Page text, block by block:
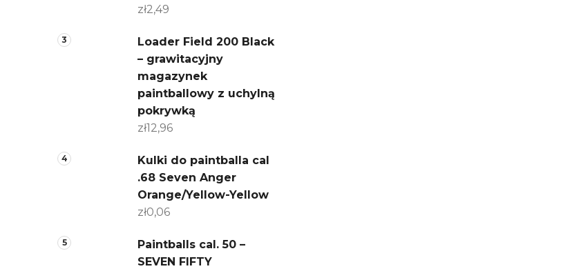
zł2,49
Loader Field 200 Black
– grawitacyjny
magazynek
paintballowy z uchylną
pokrywką
zł12,96
Kulki do paintballa cal
.68 Seven Anger
Orange/Yellow-Yellow
zł0,06
Paintballs cal. 50 –
SEVEN FIFTY